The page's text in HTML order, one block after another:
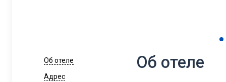
Об отеле
Адрес
Об отеле